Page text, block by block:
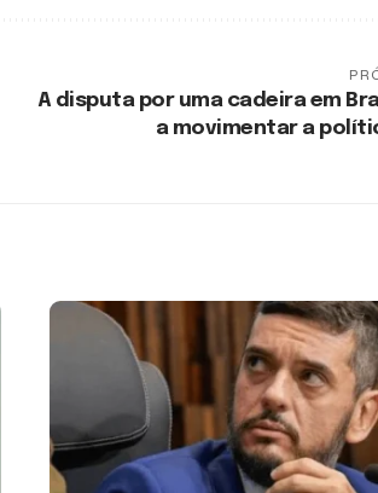
A disputa por uma cadeira em
a movimentar a